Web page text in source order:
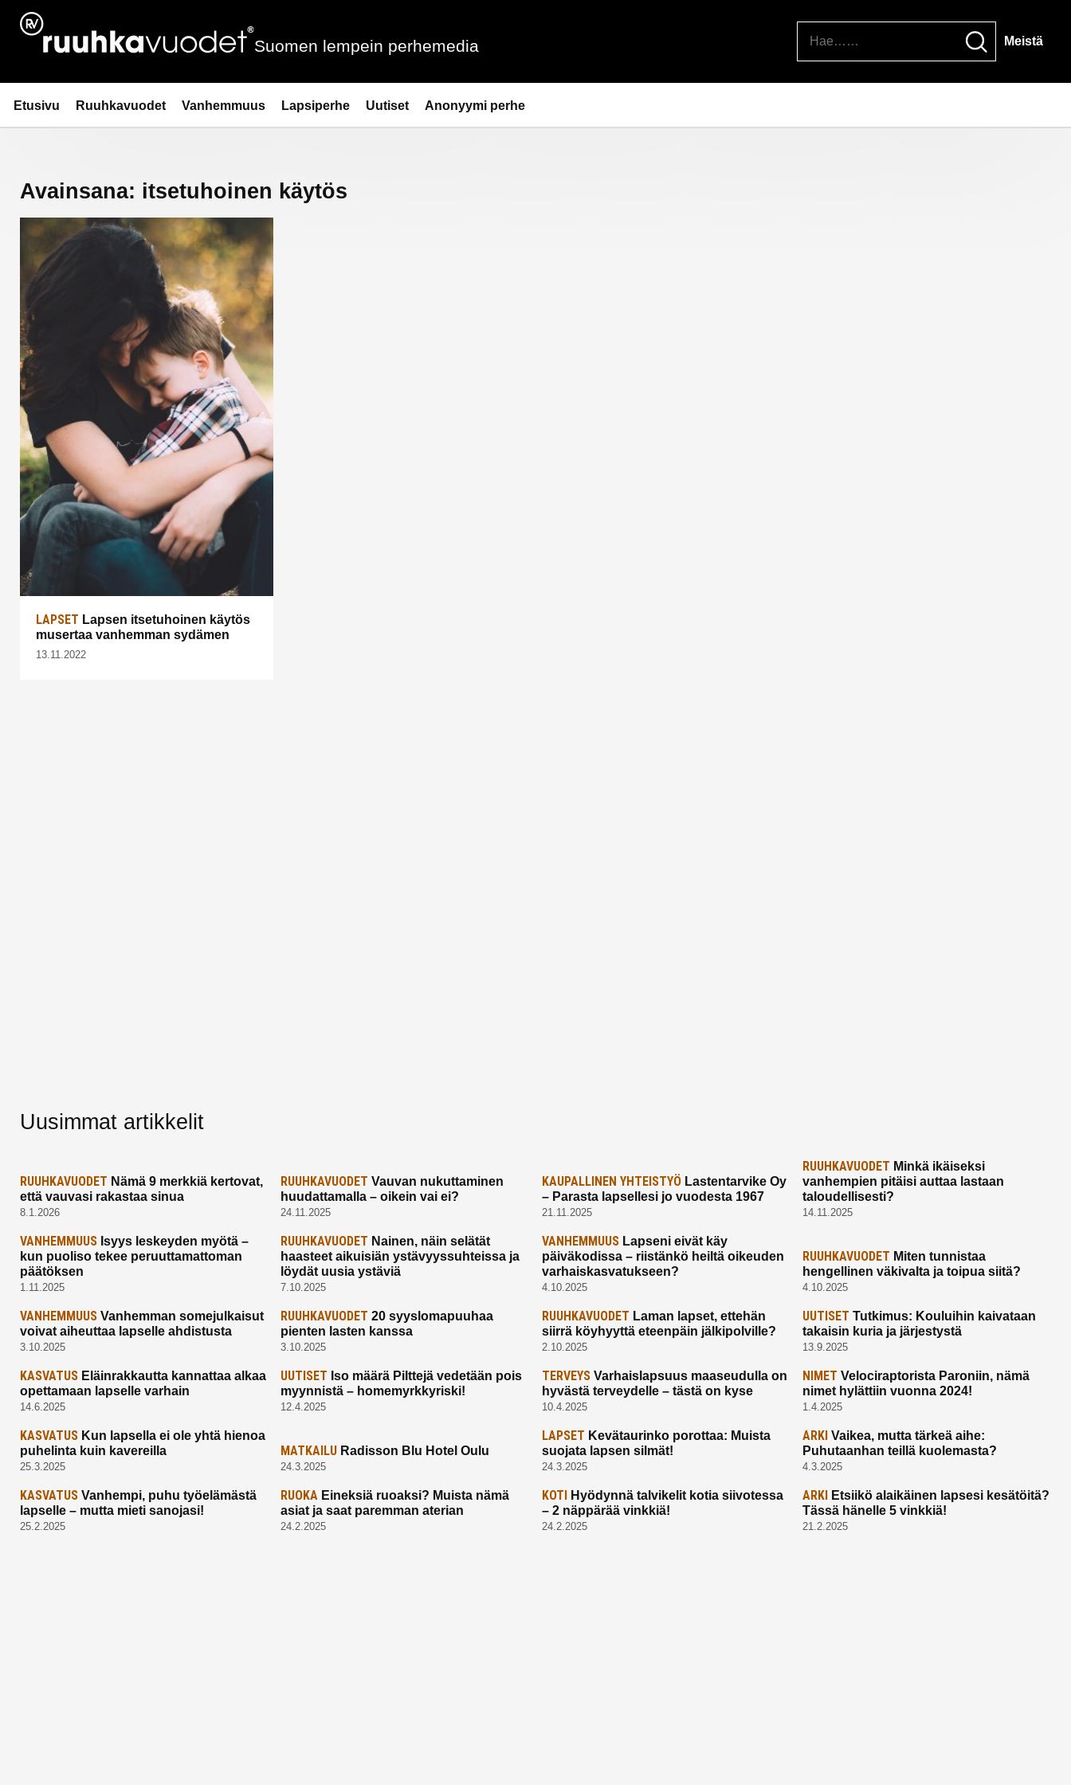
Siirry
sisältöön
Ruuhkavuodet.fi
Suomen lempein perhemedia Meistä
Etusivu Ruuhkavuodet Vanhemmuus Lapsiperhe Uutiset Anonyymi perhe
Avainsana: itsetuhoinen käytös
LAPSET Lapsen itsetuhoinen käytös
musertaa vanhemman sydämen
13.11.2022
Uusimmat artikkelit
RUUHKAVUODET Nämä 9 merkkiä kertovat,
että vauvasi rakastaa sinua
8.1.2026
RUUHKAVUODET Vauvan nukuttaminen
huudattamalla – oikein vai ei?
24.11.2025
KAUPALLINEN YHTEISTYÖLastentarvike Oy
– Parasta lapsellesi jo vuodesta 1967
21.11.2025
RUUHKAVUODET Minkä ikäiseksi
vanhempien pitäisi auttaa lastaan
taloudellisesti?
14.11.2025
VANHEMMUUS Isyys leskeyden myötä –
kun puoliso tekee peruuttamattoman
päätöksen
1.11.2025
RUUHKAVUODET Nainen, näin selätät
haasteet aikuisiän ystävyyssuhteissa ja
löydät uusia ystäviä
7.10.2025
VANHEMMUUSLapseni eivät käy
päiväkodissa – riistänkö heiltä oikeuden
varhaiskasvatukseen?
4.10.2025
RUUHKAVUODET Miten tunnistaa
hengellinen väkivalta ja toipua siitä?
4.10.2025
VANHEMMUUS Vanhemman somejulkaisut
voivat aiheuttaa lapselle ahdistusta
3.10.2025
RUUHKAVUODET 20 syyslomapuuhaa
pienten lasten kanssa
3.10.2025
RUUHKAVUODET Laman lapset, ettehän
siirrä köyhyyttä eteenpäin jälkipolville?
2.10.2025
UUTISET Tutkimus: Kouluihin kaivataan
takaisin kuria ja järjestystä
13.9.2025
KASVATUS Eläinrakkautta kannattaa alkaa
opettamaan lapselle varhain
14.6.2025
UUTISET Iso määrä Pilttejä vedetään pois
myynnistä – homemyrkkyriski!
12.4.2025
TERVEYSVarhaislapsuus maaseudulla on
hyvästä terveydelle – tästä on kyse
10.4.2025
NIMET Velociraptorista Paroniin, nämä
nimet hylättiin vuonna 2024!
1.4.2025
KASVATUS Kun lapsella ei ole yhtä hienoa
puhelinta kuin kavereilla
25.3.2025
MATKAILU Radisson Blu Hotel Oulu
24.3.2025
LAPSET Kevätaurinko porottaa: Muista
suojata lapsen silmät!
24.3.2025
ARKI Vaikea, mutta tärkeä aihe:
Puhutaanhan teillä kuolemasta?
4.3.2025
KASVATUS Vanhempi, puhu työelämästä
lapselle – mutta mieti sanojasi!
25.2.2025
RUOKA Eineksiä ruoaksi? Muista nämä
asiat ja saat paremman aterian
24.2.2025
KOTI Hyödynnä talvikelit kotia siivotessa
– 2 näppärää vinkkiä!
24.2.2025
ARKI Etsiikö alaikäinen lapsesi kesätöitä?
Tässä hänelle 5 vinkkiä!
21.2.2025